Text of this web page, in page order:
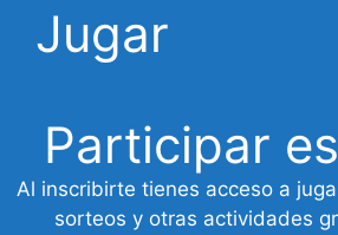
Jugar
Participar
Al inscribirte tienes acceso a
sorteos y otras actividades